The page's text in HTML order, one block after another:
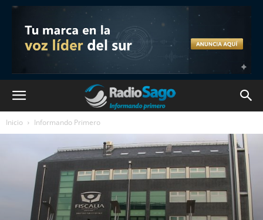
Inicio Informando Primero